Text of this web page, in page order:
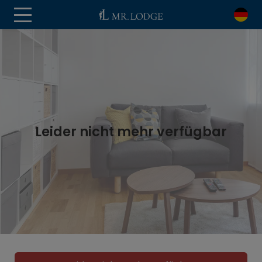
Leider nicht mehr verfügbar